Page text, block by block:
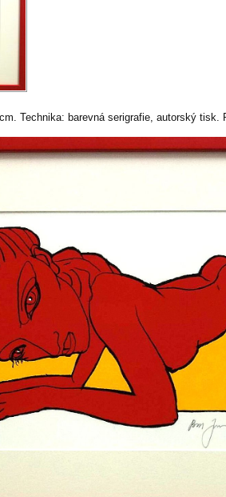
Technika: barevná serigrafie, autorský tisk.